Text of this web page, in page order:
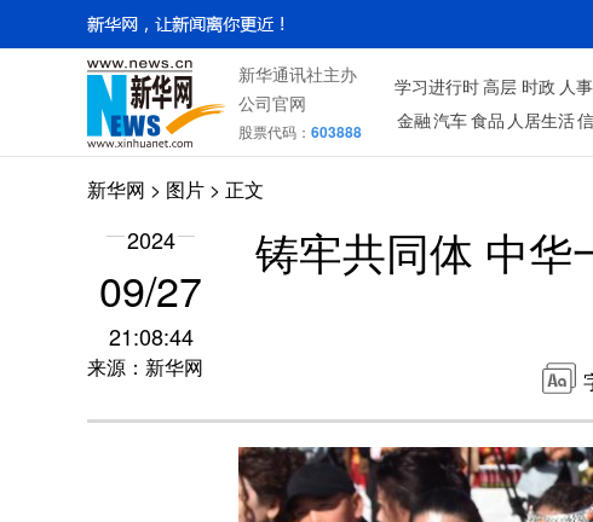
新华通讯社主办
公司官网
股票代码： 603888
学习进行时 高层 时政 人事
金融 汽车 食品 人居生活
新华网 > 图片 > 正文
2024
09/27
21:08:44
来源：新华网
铸牢共同体 中华